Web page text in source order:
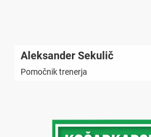
Aleksander Sekulič
Pomočnik trenerja